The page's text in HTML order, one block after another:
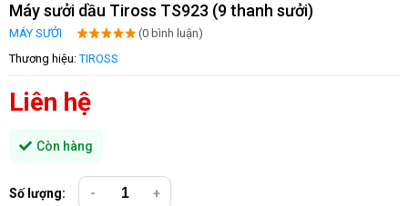
Máy sưởi dầu Tiross TS923 (9 thanh sưởi)
MÁY SƯỞI
(0 bình luận)
Thương hiệu:TIROSS
Liên hệ
Còn hàng
Số lượng: - +